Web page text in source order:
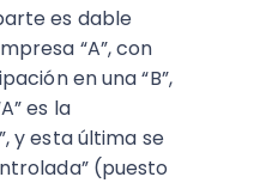
es dable
“A”, con
en una “B”,
es la
y esta última se
(puesto